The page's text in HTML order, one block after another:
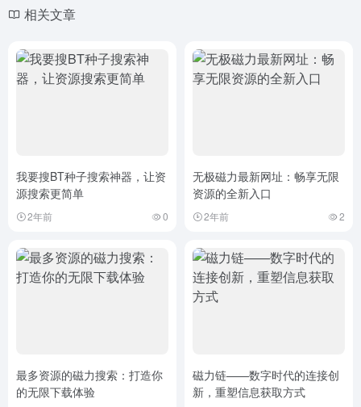
相关文章
我要搜BT种子搜索神器，让资
源搜索更简单
2年前 0
无极磁力最新网址：畅享无限
资源的全新入口
2年前 2
最多资源的磁力搜索：打造你
的无限下载体验
磁力链——数字时代的连接创
新，重塑信息获取方式